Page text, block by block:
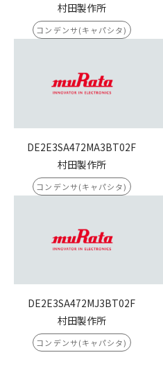
村田製作所
コンデンサ(キャパシタ)
DE2E3SA472MA3BT02F
村田製作所
コンデンサ(キャパシタ)
DE2E3SA472MJ3BT02F
村田製作所
コンデンサ(キャパシタ)